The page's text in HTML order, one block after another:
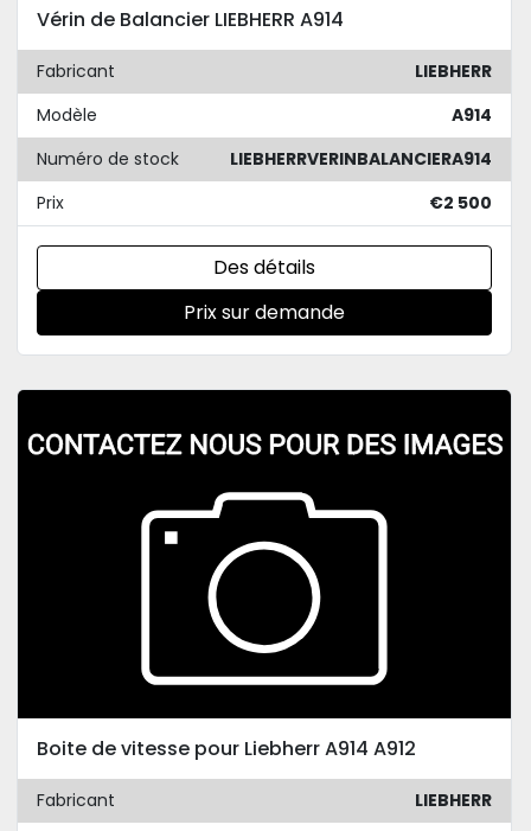
Vérin de Balancier LIEBHERR A914
Fabricant
LIEBHERR
Modèle
A914
Numéro de stock
LIEBHERRVERINBALANCIERA914
Prix
€2 500
Des détails
Prix sur demande
Boite de vitesse pour Liebherr A914 A912
Fabricant
LIEBHERR